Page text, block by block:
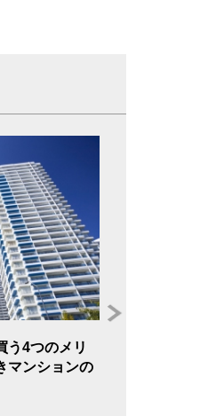
う4つのメリ
マンションの
『不動産を持つ